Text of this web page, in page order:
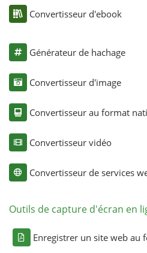
Convertisseur d'ebook
Générateur de hachage
Convertisseur d'image
Convertisseur au format
Convertisseur vidéo
Convertisseur de services
Outils de capture d'écran en
Enregistrer un site web au